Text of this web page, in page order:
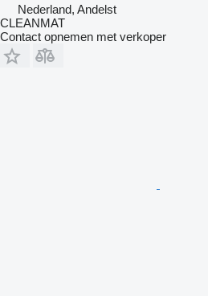
Nederland, Andelst
CLEANMAT
Contact opnemen met verkoper